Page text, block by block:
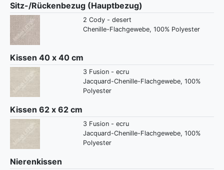
Sitz-/Rückenbezug (Hauptbezug)
2 Cody - desert
Chenille-Flachgewebe, 100% Polyester
Kissen 40 x 40 cm
3 Fusion - ecru
Jacquard-Chenille-Flachgewebe, 100%
Polyester
Kissen 62 x 62 cm
3 Fusion - ecru
Jacquard-Chenille-Flachgewebe, 100%
Polyester
Nierenkissen